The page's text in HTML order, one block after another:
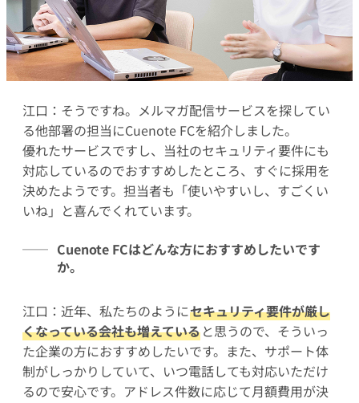
江口：そうですね。メルマガ配信サービスを探してい
る他部署の担当にCuenote FCを紹介しました。
優れたサービスですし、当社のセキュリティ要件にも
対応しているのでおすすめしたところ、すぐに採用を
決めたようです。担当者も「使いやすいし、すごくい
いね」と喜んでくれています。
Cuenote FCはどんな方におすすめしたいです
か。
江口：近年、私たちのようにセキュリティ要件が厳し
くなっている会社も増えていると思うので、そういっ
た企業の方におすすめしたいです。また、サポート体
制がしっかりしていて、いつ電話しても対応いただけ
るので安心です。アドレス件数に応じて月額費用が決